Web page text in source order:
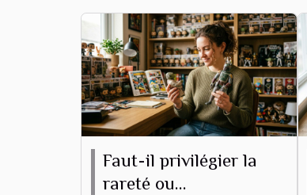
Faut-il privilégier la
rareté ou